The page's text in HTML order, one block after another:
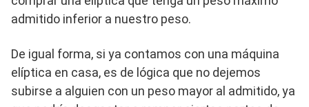
admitido inferior a nuestro peso.
De igual forma, si ya contamos con una máquina
elíptica en casa, es de lógica que no dejemos
subirse a alguien con un peso mayor al admitido, ya